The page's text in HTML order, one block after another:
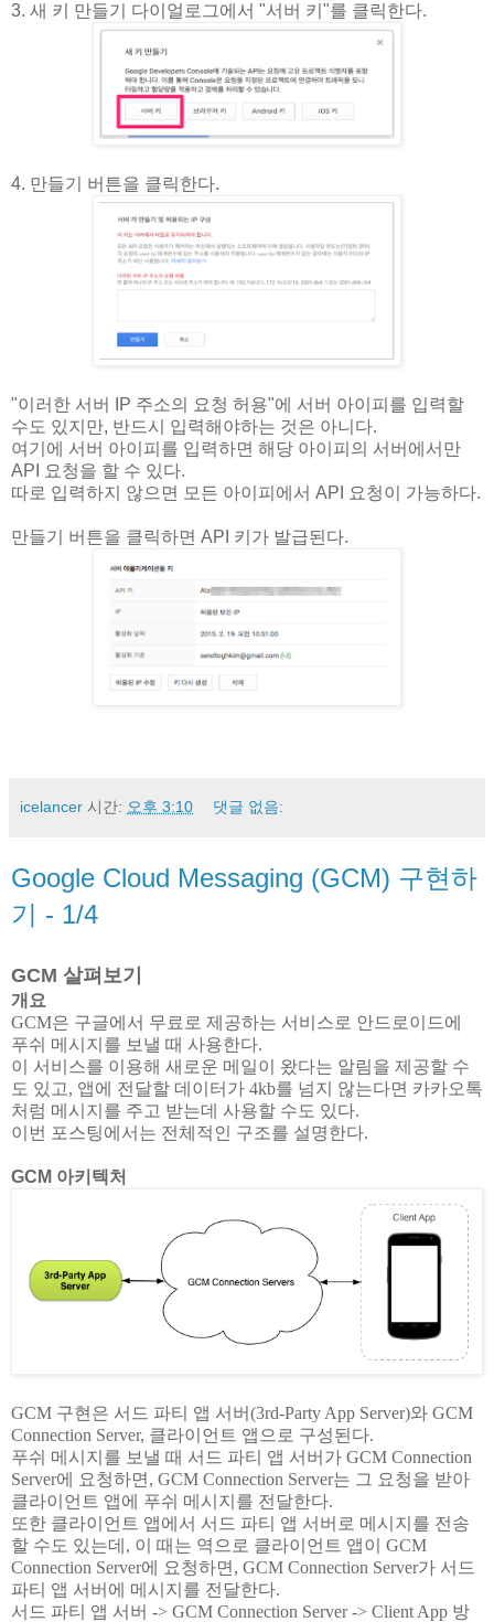
3. 새 키 만들기 다이얼로그에서 "서버 키"를 클릭한다.
4. 만들기 버튼을 클릭한다.
"이러한 서버 IP 주소의 요청 허용"에 서버 아이피를 입력할
수도 있지만, 반드시 입력해야하는 것은 아니다.
여기에 서버 아이피를 입력하면 해당 아이피의 서버에서만
API 요청을 할 수 있다.
따로 입력하지 않으면 모든 아이피에서 API 요청이 가능하다.
만들기 버튼을 클릭하면 API 키가 발급된다.
icelancer 시간: 오후 3:10 댓글 없음:
Google Cloud Messaging (GCM) 구현하
기 - 1/4
GCM 살펴보기
개요
GCM은 구글에서 무료로 제공하는 서비스로 안드로이드에
푸쉬 메시지를 보낼 때 사용한다.
이 서비스를 이용해 새로운 메일이 왔다는 알림을 제공할 수
도 있고, 앱에 전달할 데이터가 4kb를 넘지 않는다면 카카오톡
처럼 메시지를 주고 받는데 사용할 수도 있다.
이번 포스팅에서는 전체적인 구조를 설명한다.
GCM 아키텍처
GCM 구현은 서드 파티 앱 서버(3rd-Party App Server)와 GCM
Connection Server, 클라이언트 앱으로 구성된다.
푸쉬 메시지를 보낼 때 서드 파티 앱 서버가 GCM Connection
Server에 요청하면, GCM Connection Server는 그 요청을 받아
클라이언트 앱에 푸쉬 메시지를 전달한다.
또한 클라이언트 앱에서 서드 파티 앱 서버로 메시지를 전송
할 수도 있는데, 이 때는 역으로 클라이언트 앱이 GCM
Connection Server에 요청하면, GCM Connection Server가 서드
파티 앱 서버에 메시지를 전달한다.
서드 파티 앱 서버 -> GCM Connection Server -> Client App 방